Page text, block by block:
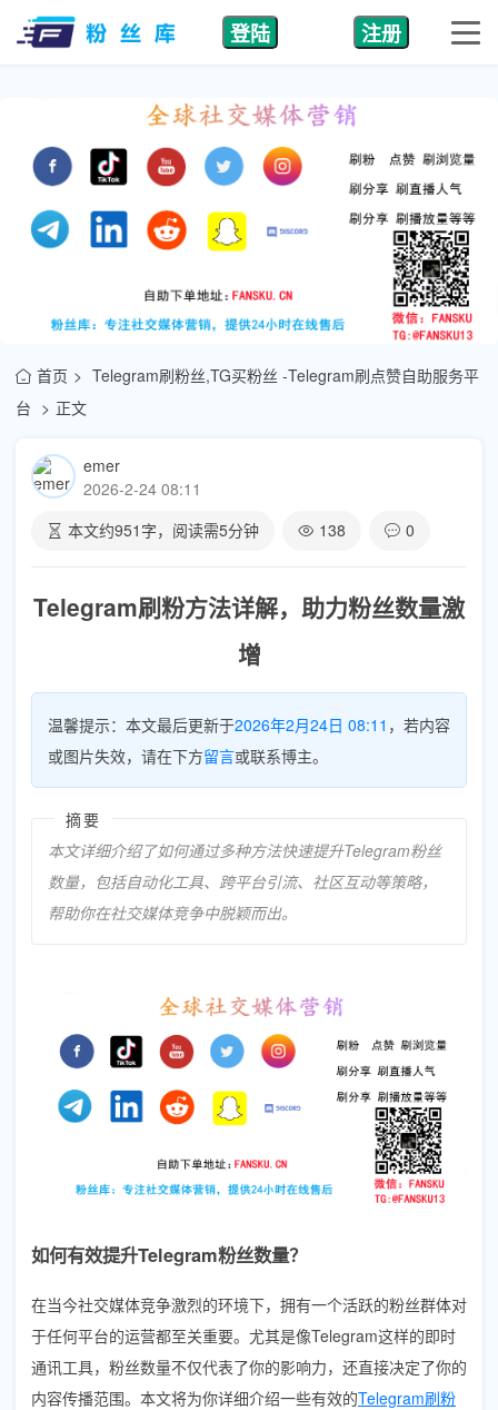
登陆 注册
首页
Telegram刷粉丝,TG买粉丝 -Telegram刷点赞自助服务平
台
正文
emer
2026-2-24 08:11
本文约951 字，阅读需5分钟 138 0
Telegram刷粉方法详解，助力粉丝数量激
增
温馨提示：本文最后更新于2026年2月24日 08:11 ，若内容
或图片失效，请在下方留言或联系博主。
摘要
本文详细介绍了如何通过多种方法快速提升Telegram粉丝
数量，包括自动化工具、跨平台引流、社区互动等策略，
帮助你在社交媒体竞争中脱颖而出。
如何有效提升Telegram粉丝数量？
在当今社交媒体竞争激烈的环境下，拥有一个活跃的粉丝群体对
于任何平台的运营都至关重要。尤其是像Telegram这样的即时
通讯工具，粉丝数量不仅代表了你的影响力，还直接决定了你的
内容传播范围。本文将为你详细介绍一些有效的Telegram刷粉